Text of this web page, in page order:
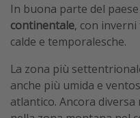
In buona parte del
continentale, con
calde e temporalesche.
La zona più
anche più umida e
atlantico. Ancora